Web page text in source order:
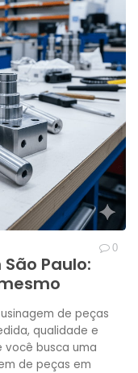
Paulo:
0
de peças
qualidade e
você busca uma
de peças em